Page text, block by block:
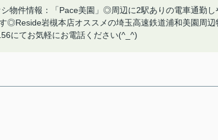
物件情報：「Pace美園」◎周辺に2駅ありの電車通勤し
◎Reside岩槻本店オススメの埼玉高速鉄道浦和美園周辺
にてお気軽にお電話ください(^_^)